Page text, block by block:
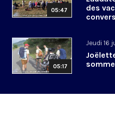
05:47
des
05:17
Jeudi 16